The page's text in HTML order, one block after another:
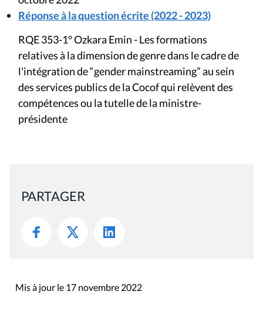
Réponse à la question écrite (2022 - 2023)
RQE 353-1° Ozkara Emin - Les formations
relatives à la dimension de genre dans le cadre de
l'intégration de “gender mainstreaming” au sein
des services publics de la Cocof qui relèvent des
compétences ou la tutelle de la ministre-
présidente
PARTAGER
Mis à jour le 17 novembre 2022